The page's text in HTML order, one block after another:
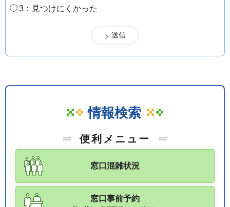
3：見つけにくかった
情報検索
便利メニュー
窓口混雑状況
窓口事前予約